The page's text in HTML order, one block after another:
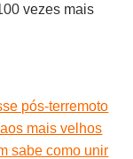
vezes mais
pós-terremoto
mais velhos
sabe como unir